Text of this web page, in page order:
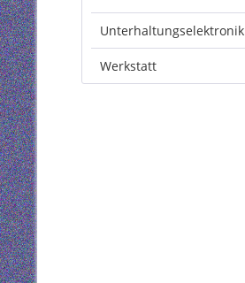
Unterhaltungselektronik
Werkstatt